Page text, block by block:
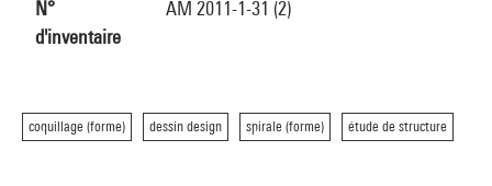
N°
d'inventaire
AM 2011-1-31 (2)
coquillage (forme) dessin design spirale (forme) étude de structure